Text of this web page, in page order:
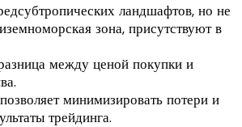
ландшафтов, но не
зона, присутствуют в
между ценой покупки и
минимизировать потери и
трейдинга.